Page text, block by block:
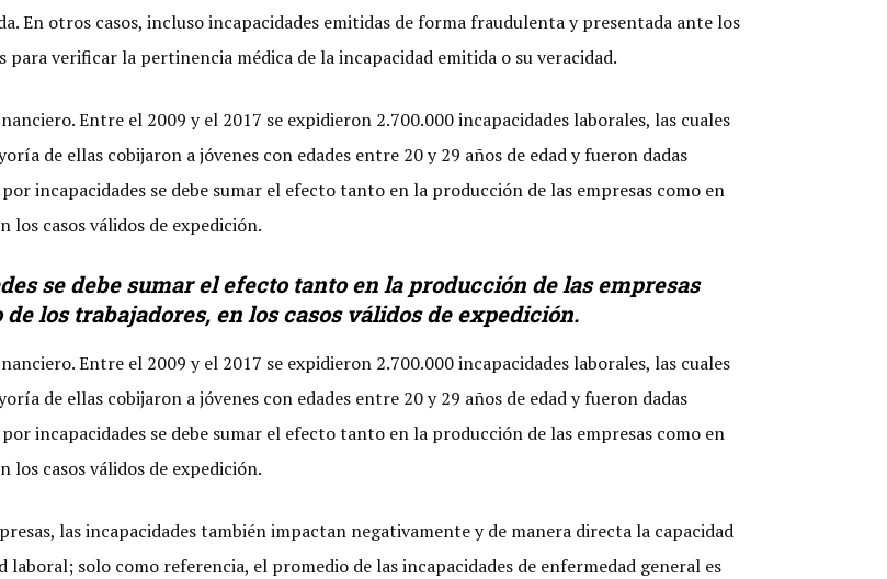
En otros casos, incluso incapacidades emitidas de forma fraudulenta y presentada ante los
verificar la pertinencia médica de la incapacidad emitida o su veracidad.
Entre el 2009 y el 2017 se expidieron 2.700.000 incapacidades laborales, las cuales
de ellas cobijaron a jóvenes con edades entre 20 y 29 años de edad y fueron dadas
incapacidades se debe sumar el efecto tanto en la producción de las empresas como en
los casos válidos de expedición.
se debe sumar el efecto tanto en la producción de las empresas
los trabajadores, en los casos válidos de expedición.
Entre el 2009 y el 2017 se expidieron 2.700.000 incapacidades laborales, las cuales
de ellas cobijaron a jóvenes con edades entre 20 y 29 años de edad y fueron dadas
incapacidades se debe sumar el efecto tanto en la producción de las empresas como en
los casos válidos de expedición.
las incapacidades también impactan negativamente y de manera directa la capacidad
laboral; solo como referencia, el promedio de las incapacidades de enfermedad general es